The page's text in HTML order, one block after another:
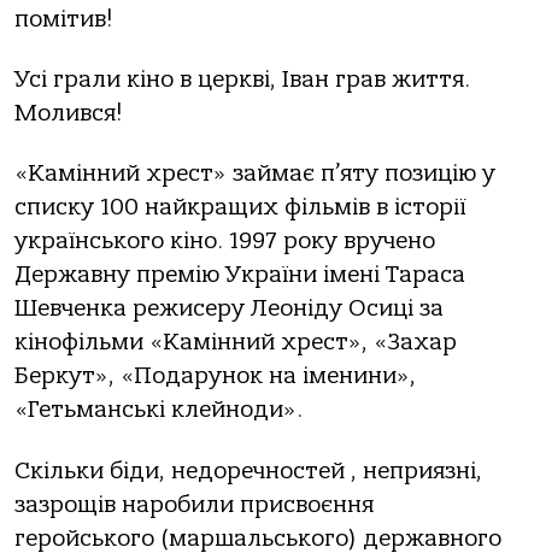
помітив!
Усі грали кіно в церкві, Іван грав життя.
Молився!
«Камінний хрест» займає п’яту позицію у
списку 100 найкращих фільмів в історії
українського кіно. 1997 року вручено
Державну премію України імені Тараса
Шевченка режисеру Леоніду Осиці за
кінофільми «Камінний хрест», «Захар
Беркут», «Подарунок на іменини»,
«Гетьманські клейноди».
Скільки біди, недоречностей , неприязні,
зазрощів наробили присвоєння
геройського (маршальського) державного